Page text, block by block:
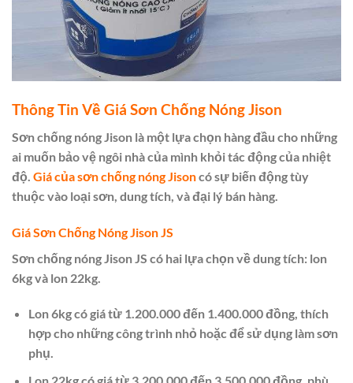
Thông Tin Về Giá Sơn Chống Nóng Jison
Sơn chống nóng Jison là một lựa chọn hàng đầu cho những
ai muốn bảo vệ ngôi nhà của mình khỏi tác động của nhiệt
độ. Giá của sơn chống nóng Jisoncó sự biến động tùy
thuộc vào loại sơn, dung tích, và đại lý bán hàng.
Giá Sơn Chống Nóng Jison JS
Sơn chống nóng Jison JS có hai lựa chọn về dung tích: lon
6kg và lon 22kg.
Lon 6kg có giá từ 1.200.000 đến 1.400.000 đồng, thích
hợp cho những công trình nhỏ hoặc để sử dụng làm sơn
phụ.